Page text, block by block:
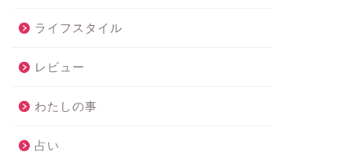
ライフスタイル
レビュー
わたしの事
占い